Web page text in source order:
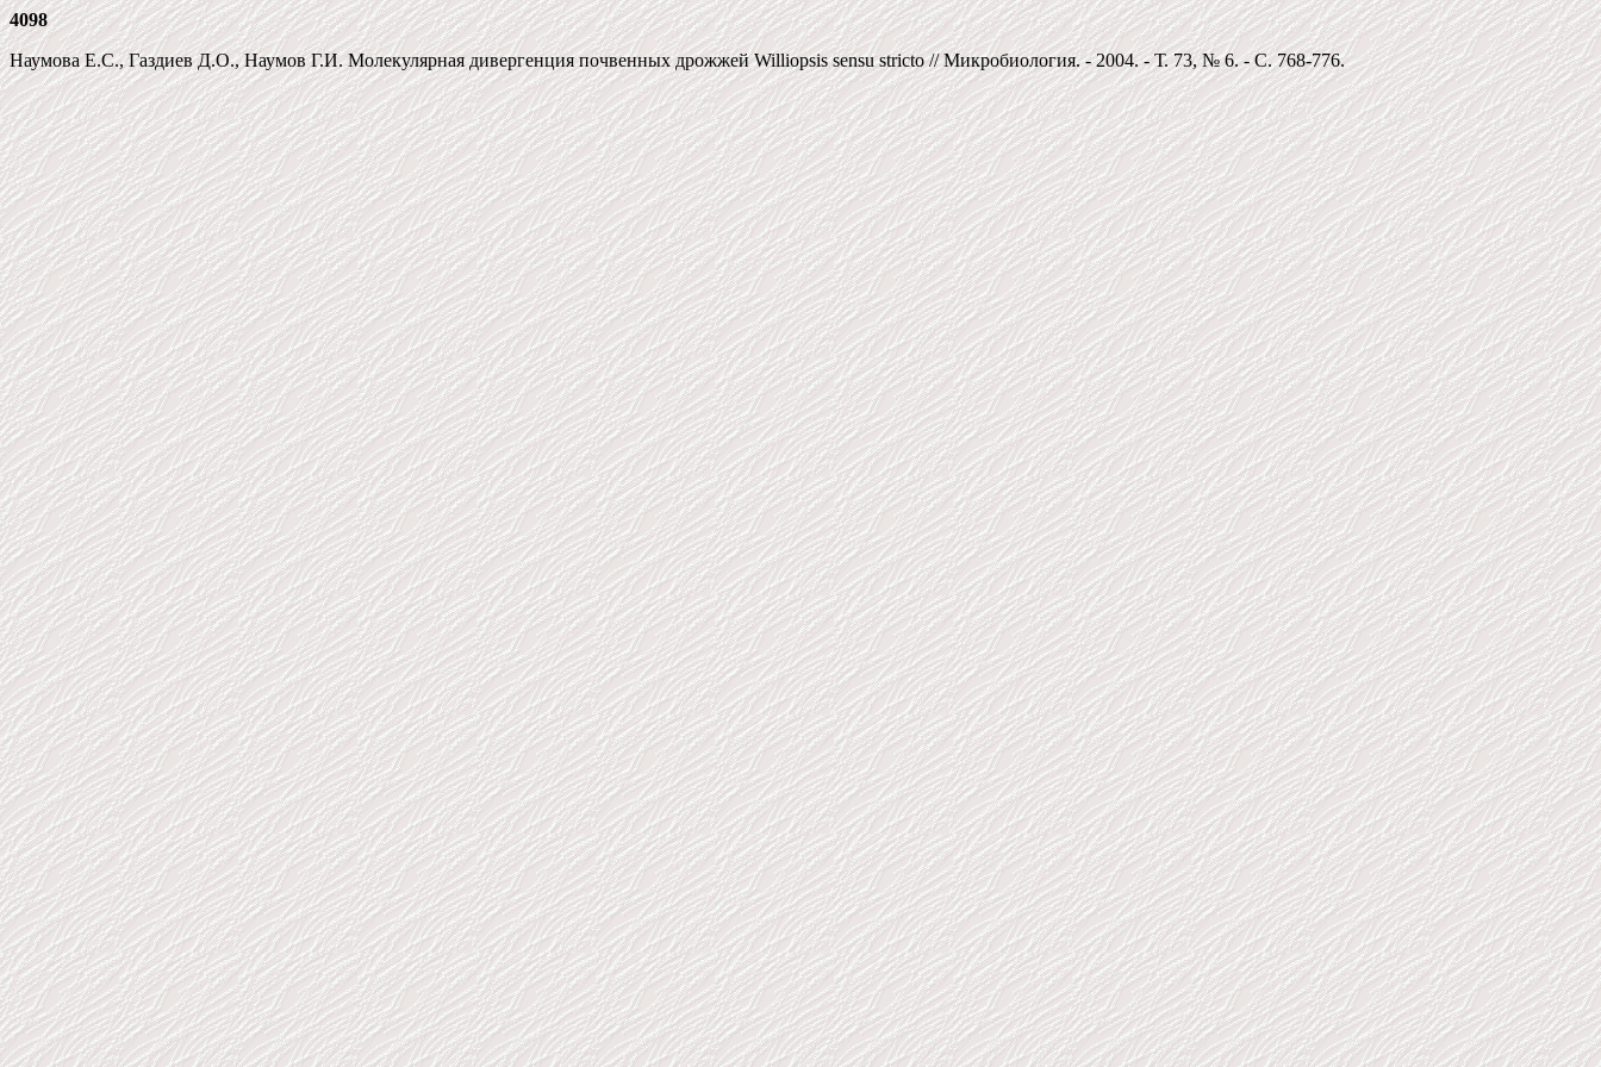
4098
Наумова Е.С., Газдиев Д.О., Наумов Г.И. Молекулярная дивергенция почвенных дрожжей Williopsis sensu stricto // Микробиология. - 2004. - Т. 73, № 6. - С. 768-776.